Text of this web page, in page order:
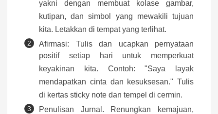
yakni dengan membuat kolase gambar,
kutipan, dan simbol yang mewakili tujuan
kita. Letakkan di tempat yang terlihat.
Afirmasi: Tulis dan ucapkan pernyataan
positif setiap hari untuk memperkuat
keyakinan kita. Contoh: "Saya layak
mendapatkan cinta dan kesuksesan." Tulis
di kertas sticky note dan tempel di cermin.
Penulisan Jurnal. Renungkan kemajuan,